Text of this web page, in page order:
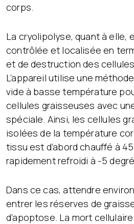
corps.
La cryolipolyse, quant à elle,
contrôlée et localisée en
et de destruction des
L’appareil utilise une
vide à basse température
cellules graisseuses avec
spéciale. Ainsi, les cellules
isolées de la température
tissu est d’abord chauffé à
rapidement refroidi à -5
Dans ce cas, attendre
entrer les réserves de
d’apoptose. La mort